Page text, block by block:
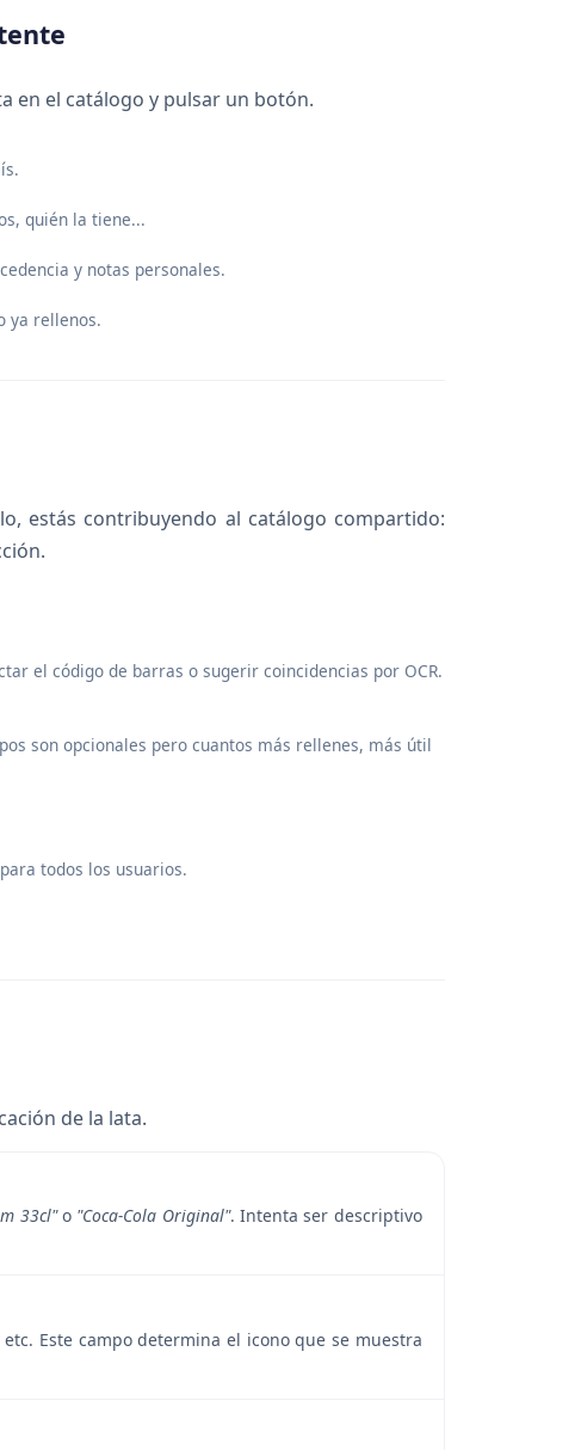
en el catálogo y pulsar un botón.
quién la tiene...
y notas personales.
ya rellenos.
estás contribuyendo al catálogo compartido:
el código de barras o sugerir coincidencias por OCR.
son opcionales pero cuantos más rellenes, más útil
todos los usuarios.
de la lata.
33cl"o "Coca-Cola Original". Intenta ser descriptivo
Este campo determina el icono que se muestra